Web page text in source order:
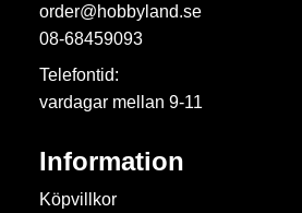
order@hobbyland.se
08-68459093
Telefontid:
vardagar mellan 9-11
Information
Köpvillkor